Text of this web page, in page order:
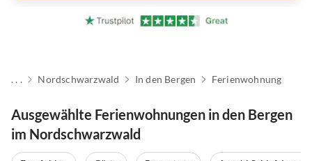
. . . Nordschwarzwald In den Bergen Ferienwohnung
Ausgewählte Ferienwohnungen in den Bergen
im Nordschwarzwald